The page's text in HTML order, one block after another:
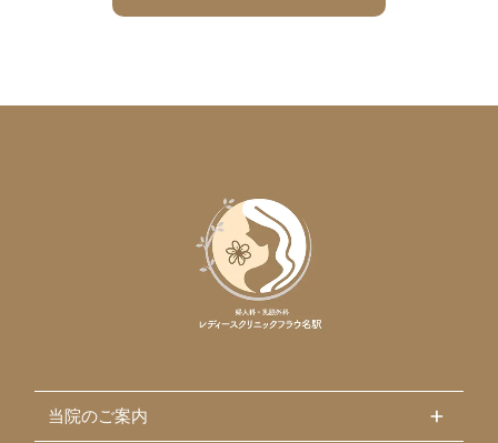
当院のご案内